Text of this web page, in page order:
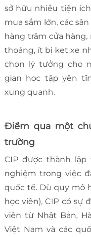
sở hữu nhiều tiện
mua sắm lớn, các
hàng trăm cửa
thoáng, ít bị kẹt xe
chọn lý tưởng cho
gian học tập yên
xung quanh.
Điểm qua một
trường
CIP được thành lập
nghiệm trong việc
quốc tế. Dù quy mô
học viên), CIP có sự
viên từ Nhật Bản,
Việt Nam và các